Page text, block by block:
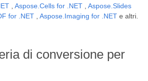
Aspose.Cells for .NET
Aspose.Slides
for .NET Aspose.Imaging for .NET e altri.
di conversione per